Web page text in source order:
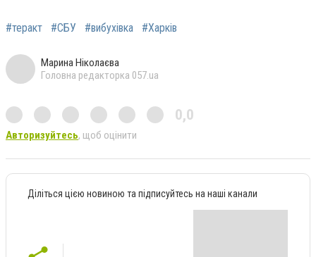
#теракт #СБУ #вибухівка #Харків
Марина Ніколаєва
Головна редакторка 057.ua
0,0
Авторизуйтесь, щоб оцінити
Діліться цією новиною та підписуйтесь на наші канали